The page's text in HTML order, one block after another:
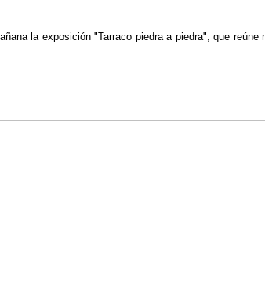
la exposición "Tarraco piedra a piedra", que